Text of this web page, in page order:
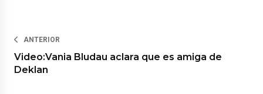
ANTERIOR
Video:Vania Bludau aclara que es amiga de
Deklan